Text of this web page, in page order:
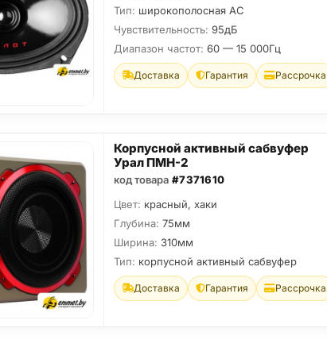
Тип: широкополосная АС
Чувствительность: 95дБ
Диапазон частот: 60 — 15 000Гц
Доставка Гарантия Рассрочка
Корпусной активный сабвуфер
Урал ПМН-2
код товара #7371610
Цвет: красный, хаки
Глубина: 75мм
Ширина: 310мм
Тип: корпусной активный сабвуфер
Доставка Гарантия Рассрочка